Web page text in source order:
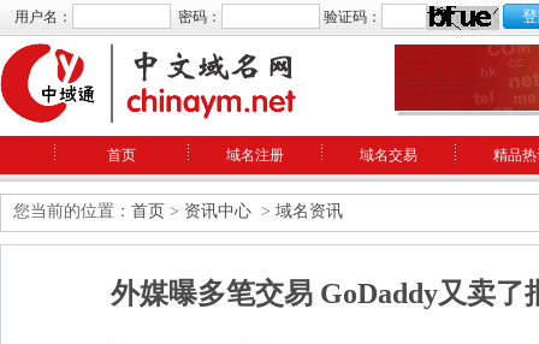
用户名： 密码： 验证码：
首页 域名注册 域名交易 精品
您当前的位置： 首页 > 资讯中心 > 域名资讯
外媒曝多笔交易 GoDaddy又卖了